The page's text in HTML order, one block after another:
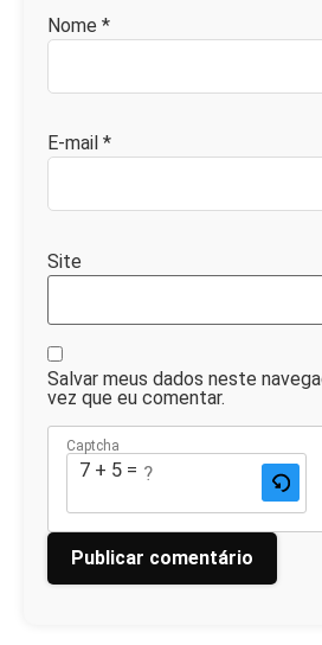
Nome *
E-mail *
Site
Salvar meus dados neste
vez que eu comentar.
Captcha
7 + 5 = ?